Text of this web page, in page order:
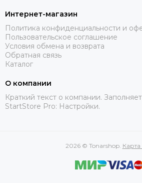
Интернет-магазин
Политика конфиденциальности и
Пользовательское соглашение
Условия обмена и возврата
Обратная связь
Каталог
О компании
Краткий текст о компании.
StartStore Pro: Настройки.
2026 © Tonarshop. Карта